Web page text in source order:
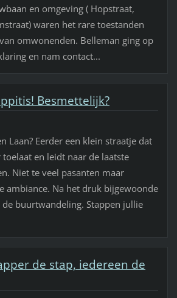
en omgeving ( Hopstraat,
waren het rare toestanden
omwonenden. Belleman ging op
en nam contact...
Besmettelijk?
Laan? Eerder een klein straatje dat
en leidt naar de laatste
Niet te veel pasanten maar
ambiance. Na het druk bijgewoonde
buurtwandeling. Stappen jullie
de stap, iedereen de